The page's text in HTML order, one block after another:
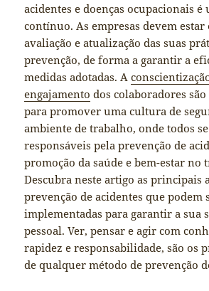
acidentes e doenças ocupacionais é
contínuo. As empresas devem estar
avaliação e atualização das suas
prevenção, de forma a garantir a
medidas adotadas. A
engajamento dos colaboradores
para promover uma cultura de
ambiente de trabalho, onde todos
responsáveis pela prevenção de
promoção da saúde e bem-estar no
Descubra neste artigo as principais
prevenção de acidentes que podem
implementadas para garantir a sua
pessoal. Ver, pensar e agir com
rapidez e responsabilidade, são os
de qualquer método de prevenção